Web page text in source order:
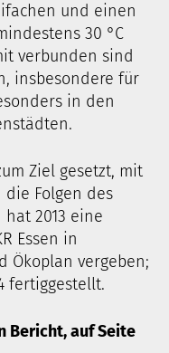
und einen
30 °C
verbunden sind
insbesondere für
in den
Ziel gesetzt, mit
die Folgen des
2013 eine
Essen in
Ökoplan vergeben;
fertiggestellt.
Bericht, auf Seite